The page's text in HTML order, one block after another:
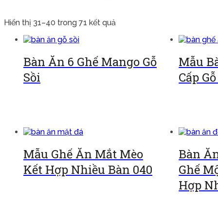
Hiển thị 31–40 trong 71 kết quả
Bàn Ăn 6 Ghế Mango Gỗ
Sồi
Mẫu
Cấp
Mẫu Ghế Ăn Mắt Mèo
Kết Hợp Nhiều Bàn 040
Bàn
Ghế
Hợp